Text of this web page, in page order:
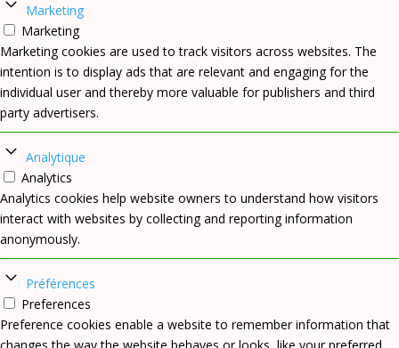
Marketing
Marketing
Marketing cookies are used to track visitors across websites. The
intention is to display ads that are relevant and engaging for the
individual user and thereby more valuable for publishers and third
party advertisers.
Analytique
Analytics
Analytics cookies help website owners to understand how visitors
interact with websites by collecting and reporting information
anonymously.
Préférences
Preferences
Preference cookies enable a website to remember information that
changes the way the website behaves or looks, like your preferred